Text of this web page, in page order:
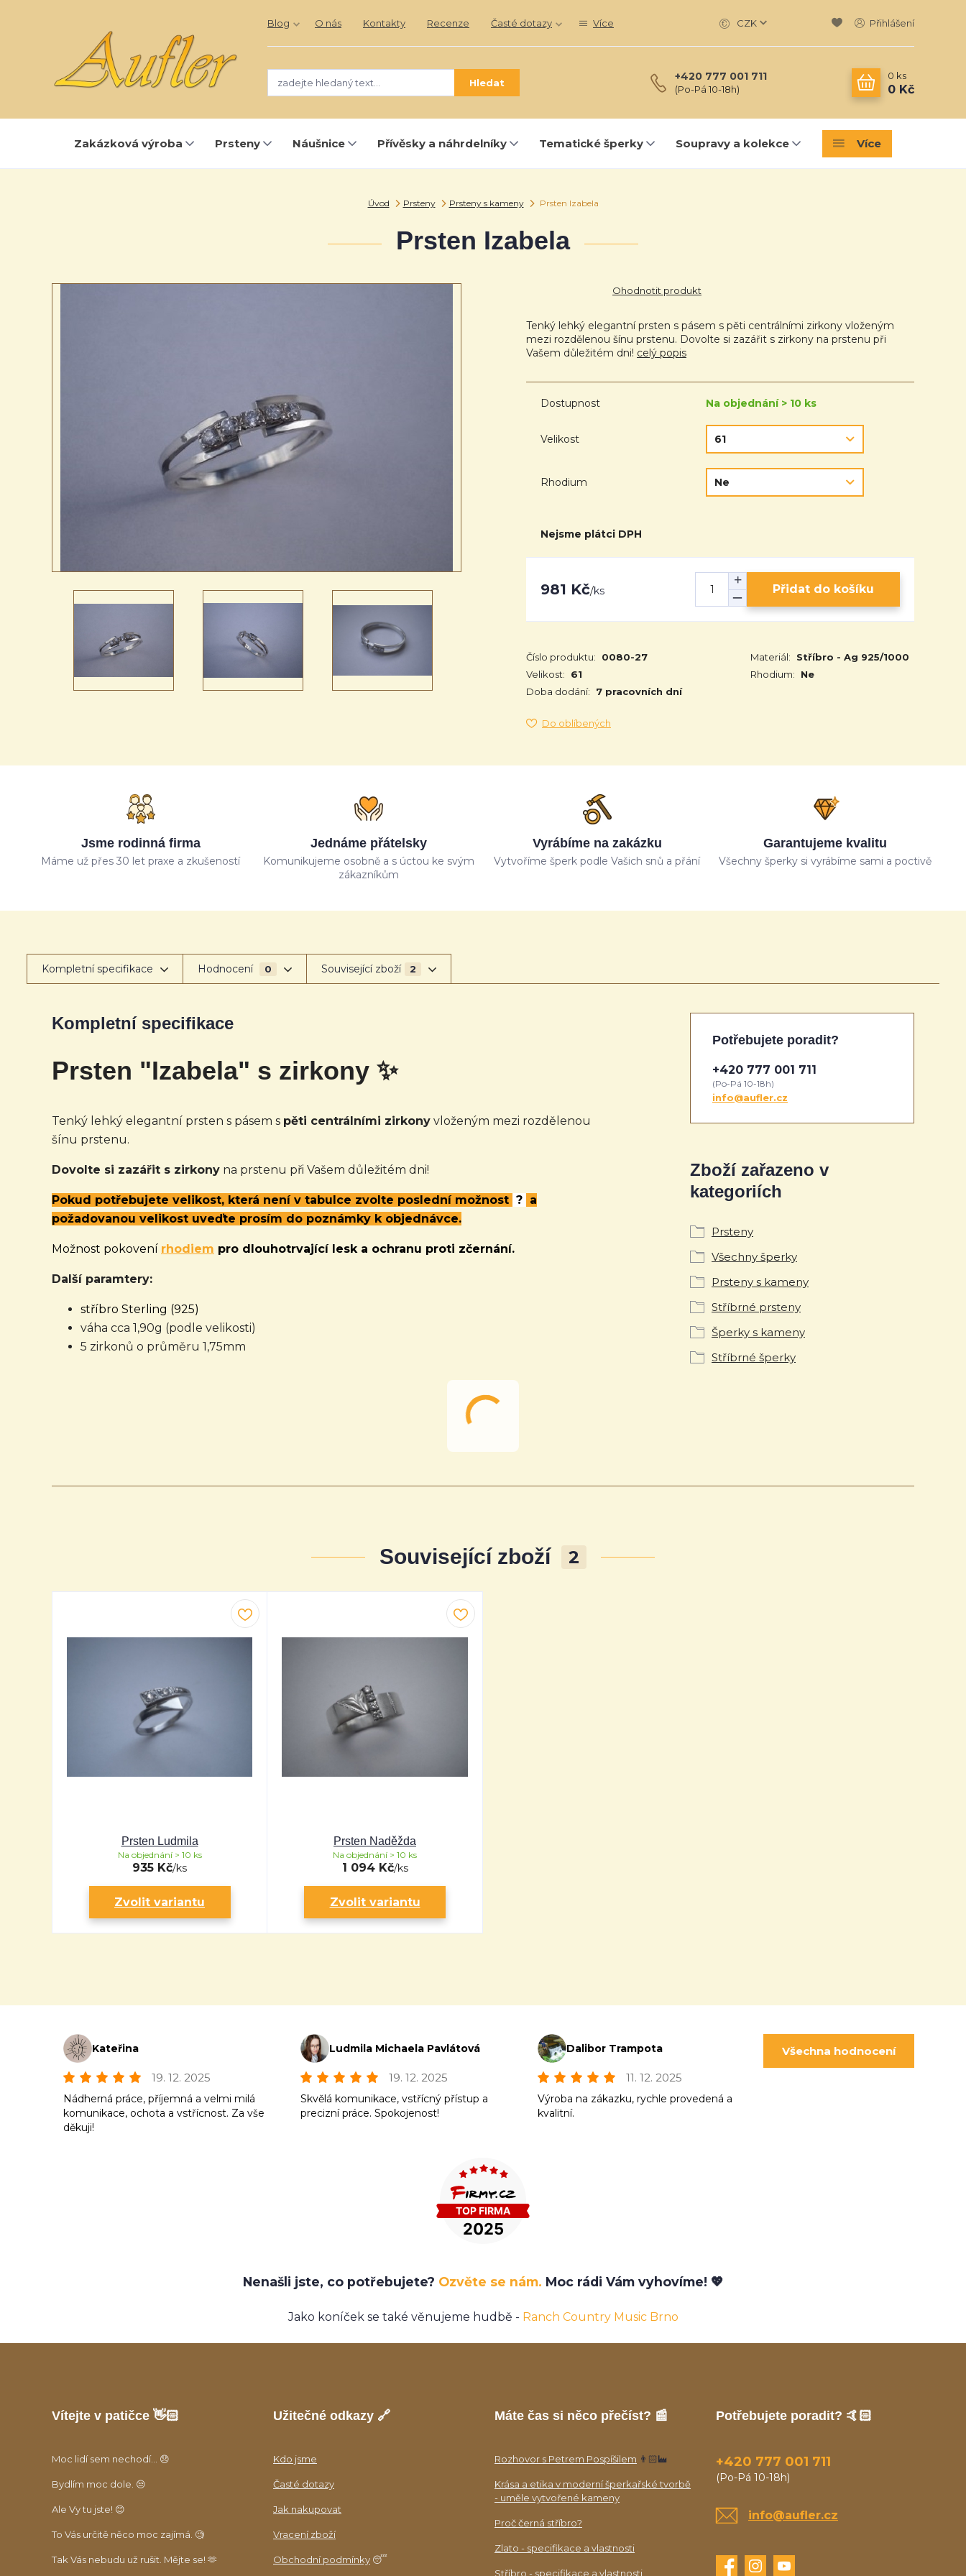
Blog O nás Kontakty Recenze Časté dotazy Více CZK Přihlášení
Hledat +420 777 001 711
(Po-Pá 10-18h)
0 ks
0 Kč
Zakázková výroba Prsteny Náušnice Přívěsky a náhrdelníky Tematické šperky Soupravy a kolekce Více
Úvod Prsteny Prsteny s kameny Prsten Izabela
Prsten Izabela
Ohodnotit produkt
Tenký lehký elegantní prsten s pásem s pěti centrálními zirkony vloženým
mezi rozdělenou šínu prstenu. Dovolte si zazářit s zirkony na prstenu při
Vašem důležitém dni! celý popis
Dostupnost Na objednání > 10 ks
Velikost
Rhodium
Nejsme plátci DPH
981 Kč/ks Přidat do košíku
Číslo produktu: 0080-27 Materiál:
Stříbro - Ag 925/1000
Velikost:
61 Rhodium:
Ne
Doba dodání:
7 pracovních dní
Do oblíbených
Jsme rodinná firma
Máme už přes 30 let praxe a zkušeností
Jednáme přátelsky
Komunikujeme osobně a s úctou ke svým
zákazníkům
Vyrábíme na zakázku
Vytvoříme šperk podle Vašich snů a přání
Garantujeme kvalitu
Všechny šperky si vyrábíme sami a poctivě
Kompletní specifikace Hodnocení 0 Související zboží 2
Kompletní specifikace
Prsten "Izabela" s zirkony ✨
Tenký lehký elegantní prsten s pásem s pěti centrálními zirkony vloženým mezi rozdělenou
šínu prstenu.
Dovolte si zazářit s zirkony na prstenu při Vašem důležitém dni!
Pokud potřebujete velikost, která není v tabulce zvolte poslední možnost ? a
požadovanou velikost uveďte prosím do poznámky k objednávce.
Možnost pokovení rhodiem pro dlouhotrvající lesk a ochranu proti zčernání.
Další paramtery:
stříbro Sterling (925)
váha cca 1,90g (podle velikosti)
5 zirkonů o průměru 1,75mm
Zboží zařazeno v
kategoriích
Prsteny
Všechny šperky
Prsteny s kameny
Stříbrné prsteny
Šperky s kameny
Stříbrné šperky
Potřebujete poradit?
+420 777 001 711
(Po-Pá 10-18h)
info@aufler.cz
Související zboží 2
Prsten Ludmila
935 Kč/ks
Na objednání > 10 ks
Zvolit variantu
Prsten Naděžda
1 094 Kč/ks
Na objednání > 10 ks
Zvolit variantu
Kateřina
19. 12. 2025
Nádherná práce, příjemná a velmi milá
komunikace, ochota a vstřícnost. Za vše
děkuji!
Ludmila Michaela Pavlátová
19. 12. 2025
Skvělá komunikace, vstřícný přístup a
precizní práce. Spokojenost!
Dalibor Trampota
11. 12. 2025
Výroba na zákazku, rychle provedená a
kvalitní.
Všechna hodnocení
Nenašli jste, co potřebujete? Ozvěte se nám. Moc rádi Vám vyhovíme! 💖
Jako koníček se také věnujeme hudbě - Ranch Country Music Brno
Vítejte v patičce 👋🏻
Moc lidí sem nechodí... 😞
Bydlím moc dole. 😒
Ale Vy tu jste! 😊
To Vás určitě něco moc zajímá. 🧐
Tak Vás nebudu už rušit. Mějte se! 🫶
Užitečné odkazy 🔗
Kdo jsme
Časté dotazy
Jak nakupovat
Vracení zboží
Obchodní podmínky 😴
Máte čas si něco přečíst? 📰
Rozhovor s Petrem Pospíšilem 👨🏻‍🏭
Krása a etika v moderní šperkařské tvorbě
- uměle vytvořené kameny
Proč černá stříbro?
Zlato - specifikace a vlastnosti
Stříbro - specifikace a vlastnosti
Potřebujete poradit? 🤙🏻
+420 777 001 711
(Po-Pá 10-18h)
info@aufler.cz